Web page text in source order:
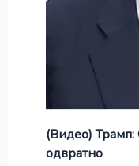
(Видео) Трамп:
одвратно